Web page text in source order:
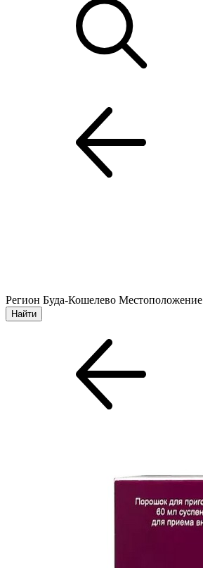
Регион Буда-Кошелево Местоположение